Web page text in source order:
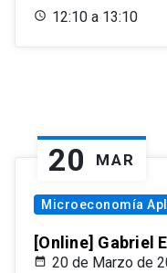
12:10 a 13:10
20 MAR
Microeconomía
[Online] Gabriel
20 de Marzo de